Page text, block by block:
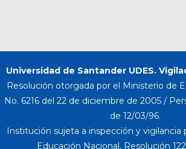
Universidad de Santander UDES.
Resolución otorgada por el Ministerio de
No. 6216 del 22 de diciembre de 2005 /
de 12/03/96.
Institución sujeta a inspección y vigilancia
Educación Nacional. Resolución